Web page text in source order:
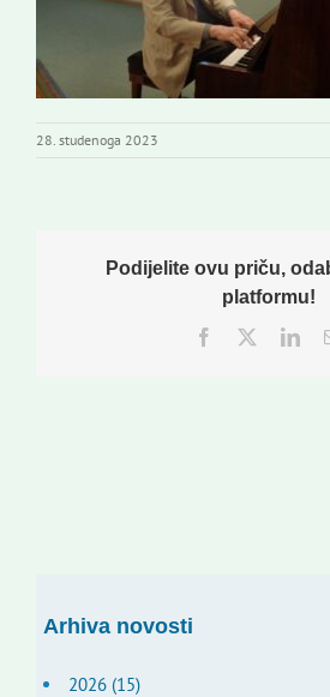
28. studenoga 2023
Podijelite ovu priču,
platformu!
Facebook
Twitter
Arhiva novosti
2026 (15)